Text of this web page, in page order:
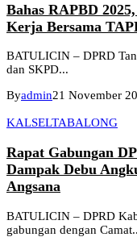
Bahas RAPBD
Kerja Bersama
BATULICIN – DPRD
dan SKPD...
Byadmin21 November
KALSELTABALONG
Rapat Gabungan
Dampak Debu
Angsana
BATULICIN – DPRD
gabungan dengan